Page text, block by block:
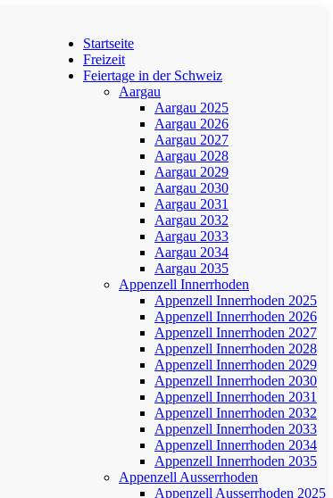
Startseite
Freizeit
Feiertage in der Schweiz
Aargau
Aargau 2025
Aargau 2026
Aargau 2027
Aargau 2028
Aargau 2029
Aargau 2030
Aargau 2031
Aargau 2032
Aargau 2033
Aargau 2034
Aargau 2035
Appenzell Innerrhoden
Appenzell Innerrhoden 2025
Appenzell Innerrhoden 2026
Appenzell Innerrhoden 2027
Appenzell Innerrhoden 2028
Appenzell Innerrhoden 2029
Appenzell Innerrhoden 2030
Appenzell Innerrhoden 2031
Appenzell Innerrhoden 2032
Appenzell Innerrhoden 2033
Appenzell Innerrhoden 2034
Appenzell Innerrhoden 2035
Appenzell Ausserrhoden
Appenzell Ausserrhoden 2025